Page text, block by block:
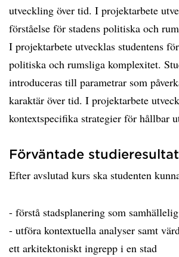
utveckling över tid. I projektarbete
förståelse för stadens politiska och
I projektarbete utvecklas studentens
politiska och rumsliga komplexitet.
introduceras till parametrar som
karaktär över tid. I projektarbete
kontextspecifika strategier för hållbar
Förväntade studieresultat
Efter avslutad kurs ska studenten
- förstå stadsplanering som
- utföra kontextuella analyser samt
ett arkitektoniskt ingrepp i en stad